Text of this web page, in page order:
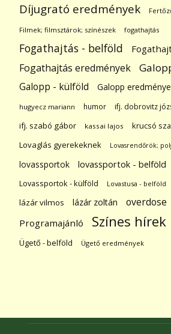
Díjugrató eredmények
Filmek; filmsztárok; színészek fogathajtás
Fogathajtás - belföld
Fogathajtás eredmények
Galopp - külföld Galopp
hugyecz mariann humor ifj. dobrovitz
ifj. szabó gábor kassai lajos krucsó
Lovaglás gyerekeknek Lovasrendőrök;
lovassportok lovassportok - belföld
Lovassportok - külföld Lovastusa - belföld
lázár vilmos lázár zoltán overdose
Programajánló Színes hírek
Ügető - belföld Ügető eredmények